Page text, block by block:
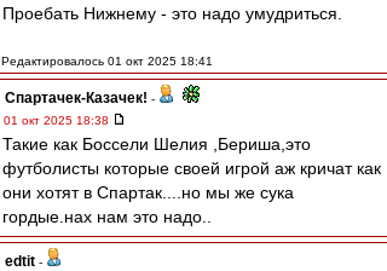
Проебать Нижнему - это надо умудриться.
Редактировалось 01 окт 2025 18:41
Спартачек-Казачек! -
01 окт 2025 18:38
Такие как Боссели Шелия ,Бериша,это
футболисты которые своей игрой аж кричат как
они хотят в Спартак....но мы же сука
гордые.нах нам это надо..
edtit -